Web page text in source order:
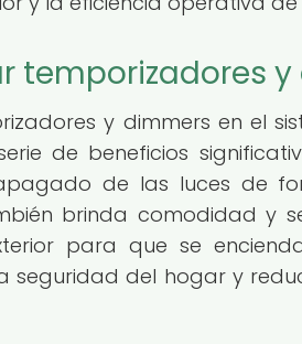
temporizadores
y dimmers en el
de beneficios
de las luces de
brinda comodidad y
para que se
seguridad del hogar y